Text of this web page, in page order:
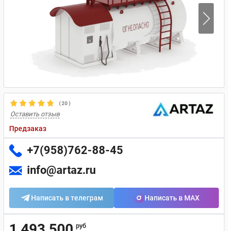
(20)
Оставить отзыв
Предзаказ
+7(958)762-88-45
info@artaz.ru
Написать в телеграм Написать в MAX
руб